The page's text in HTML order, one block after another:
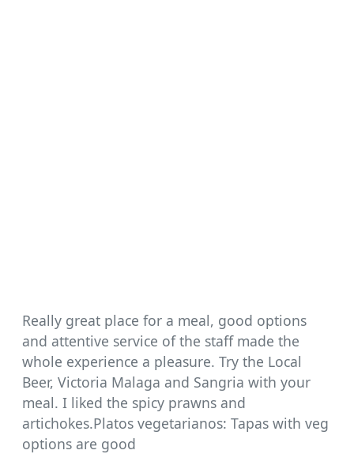
Really great place for a meal, good options
and attentive service of the staff made the
whole experience a pleasure. Try the Local
Beer, Victoria Malaga and Sangria with your
meal. I liked the spicy prawns and
artichokes.Platos vegetarianos: Tapas with veg
options are good